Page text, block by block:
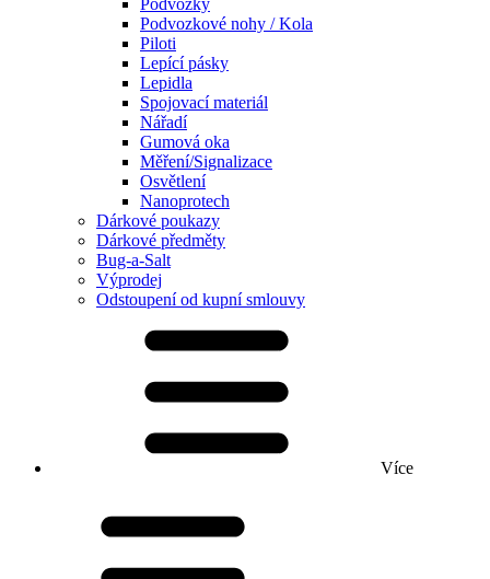
Podvozky
Podvozkové nohy / Kola
Piloti
Lepící pásky
Lepidla
Spojovací materiál
Nářadí
Gumová oka
Měření/Signalizace
Osvětlení
Nanoprotech
Dárkové poukazy
Dárkové předměty
Bug-a-Salt
Výprodej
Odstoupení od kupní smlouvy
Více